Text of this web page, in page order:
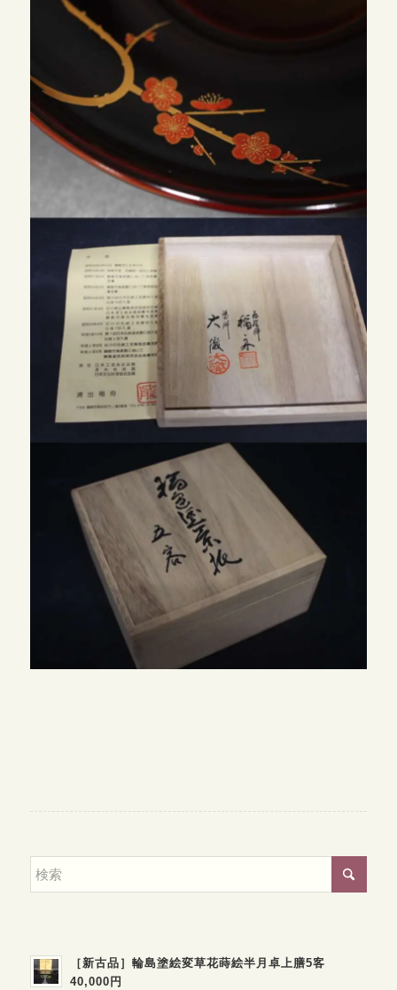
［新古品］輪島塗絵変草花蒔絵半月卓上膳5客
40,000円